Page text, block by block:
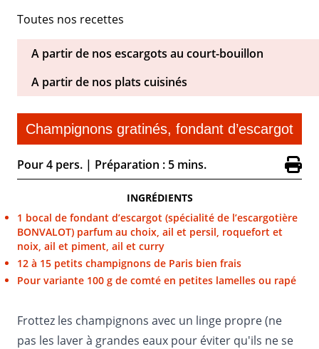
Toutes nos recettes
Champignons gratinés, fondant d’escargot
Pour 4 pers. | Préparation : 5 mins.
INGRÉDIENTS
1 bocal de fondant d’escargot (spécialité de l’escargotière
BONVALOT) parfum au choix, ail et persil, roquefort et
noix, ail et piment, ail et curry
12 à 15 petits champignons de Paris bien frais
Pour variante 100 g de comté en petites lamelles ou rapé
Frottez les champignons avec un linge propre (ne
pas les laver à grandes eaux pour éviter qu'ils ne se